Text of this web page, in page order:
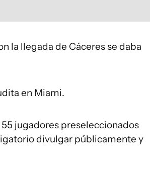
la llegada de Cáceres se daba
en Miami.
jugadores preseleccionados
divulgar públicamente y